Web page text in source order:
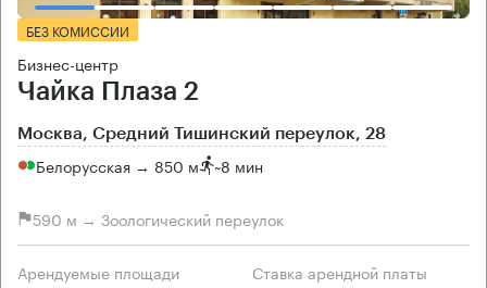
БЕЗ КОМИССИИ
Бизнес-центр
Чайка Плаза 2
Москва, Средний Тишинский переулок, 28
Белорусская → 850 м ~8 мин
590 м → Зоологический переулок
Арендуемые площади Ставка арендной платы